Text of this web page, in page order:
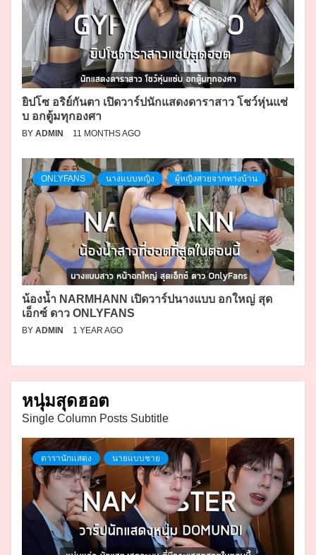
ยิปโซ อริย์กันตา เปิดวาร์ปนักแสดงดาราสาว โชว์หุ่นแซ่
บ อกตู้มทุกองศา
BY ADMIN 11 MONTHS AGO
ONLYFANS นางแบบหญิง ผู้หญิงสวยจากทางบ้าน
น้องน้ำ NARMHANN เปิดวาร์ปนางแบบ อกใหญ่ สุด
เอ็กซ์ ดาว ONLYFANS
BY ADMIN 1 YEAR AGO
หนุ่มสุดฮอต
Single Column Posts Subtitle
ดารานักแสดง นายแบบชาย